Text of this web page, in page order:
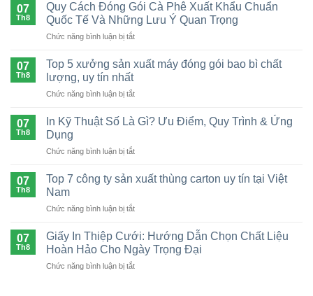
07
Th8
Quy Cách Đóng Gói Cà Phê Xuất Khẩu Chuẩn
Quốc Tế Và Những Lưu Ý Quan Trọng
Chức năng bình luận bị tắtở
Cách
Cà
Xuất
Quốc
Và
Trọng
07
Th8
Top 5 xưởng sản xuất máy đóng gói bao bì chất
lượng, uy tín nhất
Chức năng bình luận bị tắtở
xuất
đóng
bì
lượng,
uy
07
Th8
In Kỹ Thuật Số Là Gì? Ưu Điểm, Quy Trình & Ứng
Dụng
Chức năng bình luận bị tắtở
Là
Ưu
Điểm,
Quy
Trình
07
Th8
Top 7 công ty sản xuất thùng carton uy tín tại Việt
Nam
Chức năng bình luận bị tắtở
7
công
ty
sản
07
Th8
Giấy In Thiệp Cưới: Hướng Dẫn Chọn Chất Liệu
Hoàn Hảo Cho Ngày Trọng Đại
Chức năng bình luận bị tắtở